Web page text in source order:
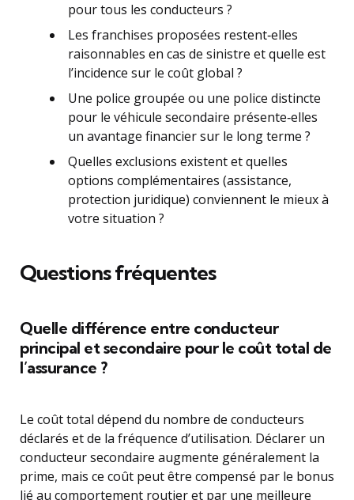
pour tous les conducteurs ?
Les franchises proposées restent‑elles
raisonnables en cas de sinistre et quelle est
l’incidence sur le coût global ?
Une police groupée ou une police distincte
pour le véhicule secondaire présente‑elles
un avantage financier sur le long terme ?
Quelles exclusions existent et quelles
options complémentaires (assistance,
protection juridique) conviennent le mieux à
votre situation ?
Questions fréquentes
Quelle différence entre conducteur
principal et secondaire pour le coût total de
l’assurance ?
Le coût total dépend du nombre de conducteurs
déclarés et de la fréquence d’utilisation. Déclarer un
conducteur secondaire augmente généralement la
prime, mais ce coût peut être compensé par le bonus
lié au comportement routier et par une meilleure